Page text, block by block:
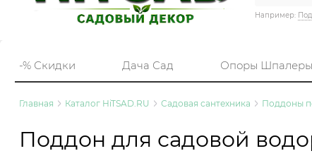
Например:
-% Скидки Дача Сад Опоры Шпалеры
Главная Каталог HiTSAD.RU Садовая сантехника Поддоны
Поддон для садовой